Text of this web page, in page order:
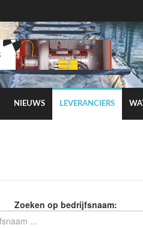
NIEUWS LEVERANCIERS
Zoeken op bedrijfsnaam: